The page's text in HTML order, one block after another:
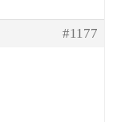
#1177